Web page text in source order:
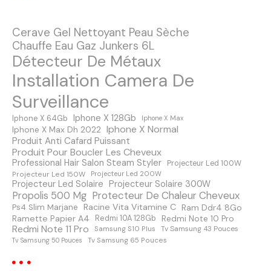
d
e
s
m
e
s
s
a
g
e
Cerave Gel Nettoyant Peau Sèche
Chauffe Eau Gaz Junkers 6L
Détecteur De Métaux
Installation Camera De
Surveillance
Iphone X 64Gb Iphone X 128Gb Iphone X Max
Iphone X Max Dh 2022 Iphone X Normal
Produit Anti Cafard Puissant
Produit Pour Boucler Les Cheveux
Professional Hair Salon Steam Styler
Projecteur Led 100W
Projecteur Led 150W
Projecteur Led 200W
Projecteur Led Solaire Projecteur Solaire 300W
Propolis 500 Mg Protecteur De Chaleur Cheveux
Ps4 Slim Marjane Racine Vita Vitamine C Ram Ddr4 8Go
Ramette Papier A4
Redmi 10A 128Gb Redmi Note 10 Pro
Redmi Note 11 Pro Samsung S10 Plus Tv Samsung 43 Pouces
Tv Samsung 50 Pouces Tv Samsung 65 Pouces